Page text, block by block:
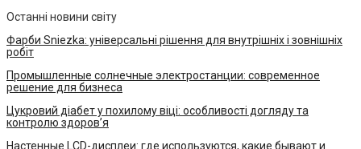
Останні новини світу
Фарби Sniezka: універсальні рішення для внутрішніх і зовнішніх
робіт
Промышленные солнечные электростанции: современное
решение для бизнеса
Цукровий діабет у похилому віці: особливості догляду та
контролю здоров’я
Настенные LCD-дисплеи: где используются, какие бывают и